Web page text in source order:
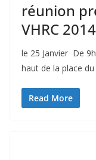
réunion
VHRC 2014
le 25 Janvier De
haut de la place
Read More